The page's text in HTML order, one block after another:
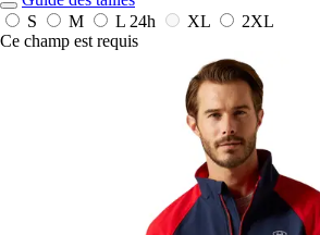
S
M L 24h XL
2XL
Ce champ est requis